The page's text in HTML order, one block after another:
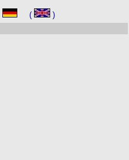
(
)